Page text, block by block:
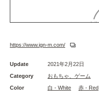
https://www.ign-m.com/
Update
2021年2月22日
Category
おもちゃ、ゲーム
Color
白 - White 赤 - Red